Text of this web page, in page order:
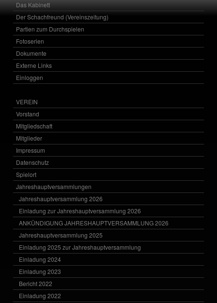
Das Kabinett
Der Schachfreund (Vereinszeitung)
Partien zum Durchspielen
Fotoserien
Dokumente
Externe Links
Einloggen
VEREIN
Vorstand
Mitgliedschaft
Mitglieder
Impressum
Datenschutz
Spielort
Jahreshauptversammlungen
Jahreshauptversammlung 2026
Einladung zur Jahreshauptversammlung 2026
ANKÜNDIGUNG JAHRESHAUPTVERSAMMLUNG 2026
Jahreshauptversammlung 2025
Einladung 2025 zur Jahreshauptversammlung
Einladung 2024
Einladung 2023
Bericht 2022
Einladung 2022